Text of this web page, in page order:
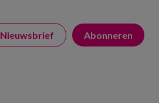
Nieuwsbrief Abonneren